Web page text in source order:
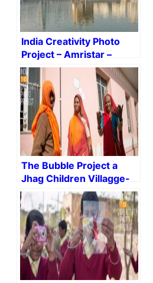
India Creativity Photo
Project – Amristar –
#IndiaCreativity #India
#Photo
The Bubble Project a
Jhag Children Villagge-
Rajasthan – i-india